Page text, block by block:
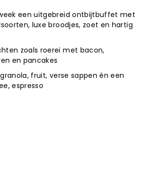
een uitgebreid ontbijtbuffet met
luxe broodjes, zoet en hartig
zoals roerei met bacon,
en pancakes
fruit, verse sappen én een
espresso